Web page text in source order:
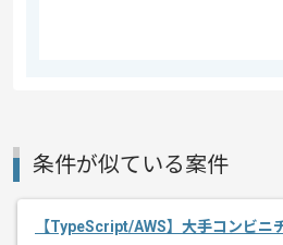
その他募集要項
条件が似ている案件
【TypeScript/AWS】大手コンビ